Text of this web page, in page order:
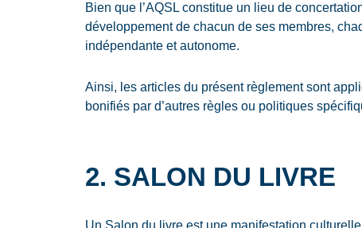
Bien que l’AQSL constitue un lieu de
développement de chacun de ses membres,
indépendante et autonome.
Ainsi, les articles du présent règlement sont
bonifiés par d’autres règles ou politiques
2. SALON DU LIVRE